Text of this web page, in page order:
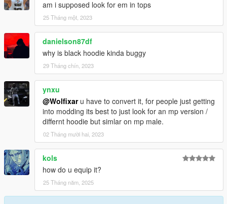
am i supposed look for em in tops
25 Tháng một, 2023
danielson87df
why is black hoodie kinda buggy
29 Tháng chín, 2023
ynxu
@Wolfixaru have to convert it, for people just getting
into modding its best to just look for an mp version /
differnt hoodie but simlar on mp male.
02 Tháng mười hai, 2023
kols
how do u equip it?
25 Tháng năm, 2025